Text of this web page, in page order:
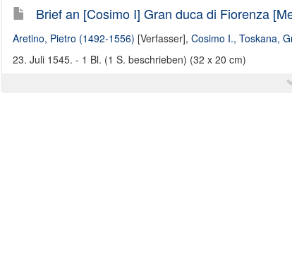
Brief an [Cosimo I] Gran duca di Fiorenza
Aretino, Pietro (1492-1556) [Verfasser], Cosimo I., Toskana,
23. Juli 1545. - 1 Bl. (1 S. beschrieben) (32 x 20 cm)